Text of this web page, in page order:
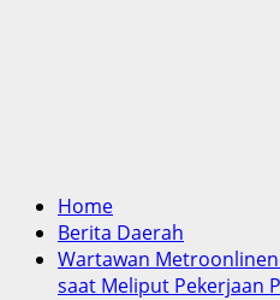
Home
Berita Daerah
Wartawan
saat Meliput Pekerjaan